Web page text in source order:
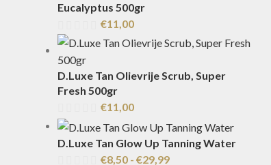
Eucalyptus 500gr
€11,00
D.Luxe Tan Olievrije Scrub, Super
Fresh 500gr
€11,00
D.Luxe Tan Glow Up Tanning Water
€8,50 - €29,99